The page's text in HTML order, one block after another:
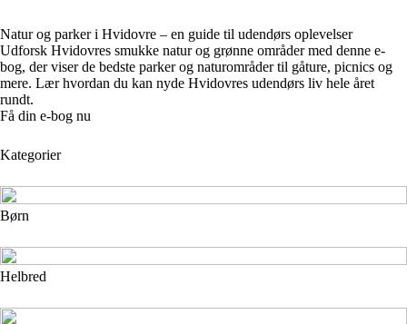
Natur og parker i Hvidovre – en guide til udendørs oplevelser
Udforsk Hvidovres smukke natur og grønne områder med denne e-
bog, der viser de bedste parker og naturområder til gåture, picnics og
mere. Lær hvordan du kan nyde Hvidovres udendørs liv hele året
rundt.
Få din e-bog nu
Kategorier
Børn
Helbred